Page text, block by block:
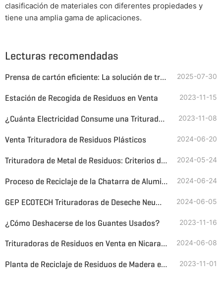
clasificación de materiales con diferentes propiedades y
tiene una amplia gama de aplicaciones.
Lecturas recomendadas
Prensa de cartón eficiente: La solución de trituración y enfardado de GEP ECOTECH para una economía circular más ecológica 2025-07-30
Estación de Recogida de Residuos en Venta 2023-11-15
¿Cuánta Electricidad Consume una Trituradora de Biomasa por Hora? 2023-11-08
Venta Trituradora de Residuos Plásticos 2024-06-20
Trituradora de Metal de Residuos: Criterios de Compra e Introducción 2024-05-24
Proceso de Reciclaje de la Chatarra de Aluminio 2024-06-24
GEP ECOTECH Trituradoras de Deseche Neumáticos para TDF 2024-06-05
¿Cómo Deshacerse de los Guantes Usados? 2023-11-16
Trituradoras de Residuos en Venta en Nicaragua 2024-06-08
Planta de Reciclaje de Residuos de Madera en Venta 2023-11-01